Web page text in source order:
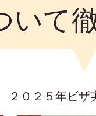
いて
２０２５年ビザ